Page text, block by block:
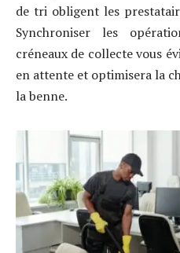
de tri obligent les
Synchroniser les
créneaux de collecte vous
en attente et optimisera la
la benne.